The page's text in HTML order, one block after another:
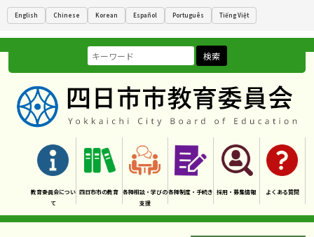
English Chinese Korean Español Português Tiếng Việt
検索
教育委員会につい
て
四日市市の教育 各種相談・学びの
支援
各種制度・手続き 採用・募集情報 よくある質問